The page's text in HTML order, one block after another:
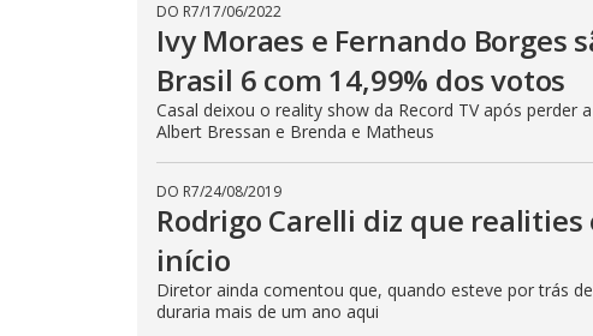
DO R7/17/06/2022
Ivy Moraes e Fernando Borges
Brasil 6 com 14,99% dos votos
Casal deixou o reality show da Record TV após perder
Albert Bressan e Brenda e Matheus
DO R7/24/08/2019
Rodrigo Carelli diz que
início
Diretor ainda comentou que, quando esteve por trás
duraria mais de um ano aqui